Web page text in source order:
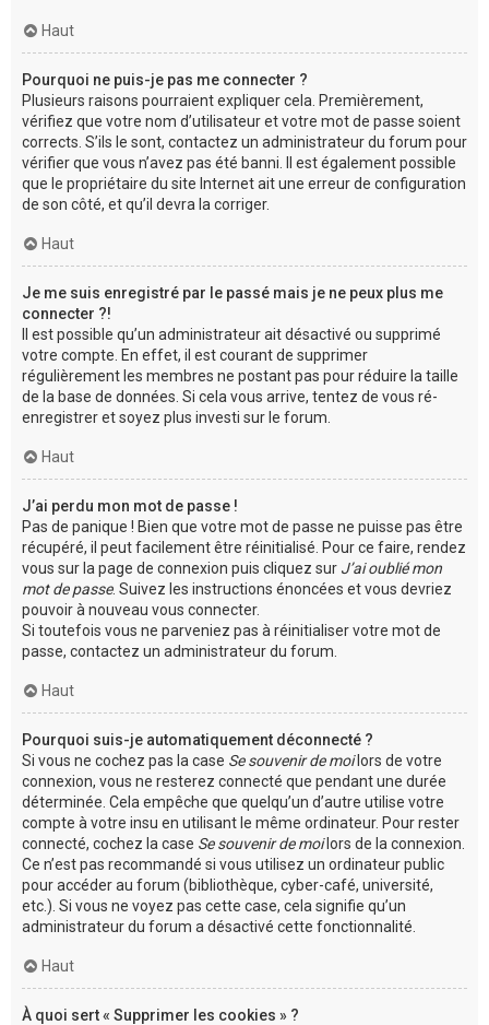
Haut
Pourquoi ne puis-je pas me connecter ?
Plusieurs raisons pourraient expliquer cela. Premièrement,
vérifiez que votre nom d’utilisateur et votre mot de passe soient
corrects. S’ils le sont, contactez un administrateur du forum pour
vérifier que vous n’avez pas été banni. Il est également possible
que le propriétaire du site Internet ait une erreur de configuration
de son côté, et qu’il devra la corriger.
Haut
Je me suis enregistré par le passé mais je ne peux plus me
connecter ?!
Il est possible qu’un administrateur ait désactivé ou supprimé
votre compte. En effet, il est courant de supprimer
régulièrement les membres ne postant pas pour réduire la taille
de la base de données. Si cela vous arrive, tentez de vous ré-
enregistrer et soyez plus investi sur le forum.
Haut
J’ai perdu mon mot de passe !
Pas de panique ! Bien que votre mot de passe ne puisse pas être
récupéré, il peut facilement être réinitialisé. Pour ce faire, rendez
vous sur la page de connexion puis cliquez sur J’ai oublié mon
mot de passe. Suivez les instructions énoncées et vous devriez
pouvoir à nouveau vous connecter.
Si toutefois vous ne parveniez pas à réinitialiser votre mot de
passe, contactez un administrateur du forum.
Haut
Pourquoi suis-je automatiquement déconnecté ?
Si vous ne cochez pas la case Se souvenir de moilors de votre
connexion, vous ne resterez connecté que pendant une durée
déterminée. Cela empêche que quelqu’un d’autre utilise votre
compte à votre insu en utilisant le même ordinateur. Pour rester
connecté, cochez la case Se souvenir de moilors de la connexion.
Ce n’est pas recommandé si vous utilisez un ordinateur public
pour accéder au forum (bibliothèque, cyber-café, université,
etc.). Si vous ne voyez pas cette case, cela signifie qu’un
administrateur du forum a désactivé cette fonctionnalité.
Haut
À quoi sert « Supprimer les cookies » ?